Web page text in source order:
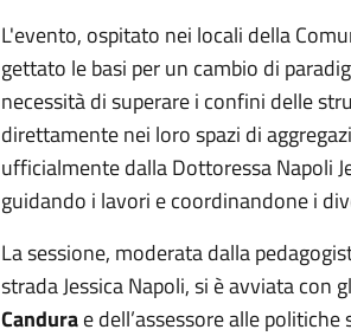
L'evento, ospitato nei locali della
gettato le basi per un cambio di
necessità di superare i confini delle
direttamente nei loro spazi di
ufficialmente dalla Dottoressa Napoli
guidando i lavori e coordinandone i
La sessione, moderata dalla
strada Jessica Napoli, si è avviata con
Candurae dell’assessore alle